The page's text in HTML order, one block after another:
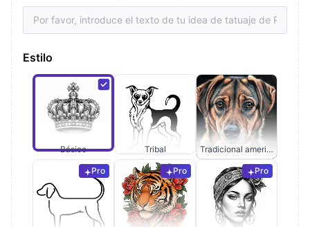
Estilo
Básico Tribal Tradicional americano
Pro Pro Pro